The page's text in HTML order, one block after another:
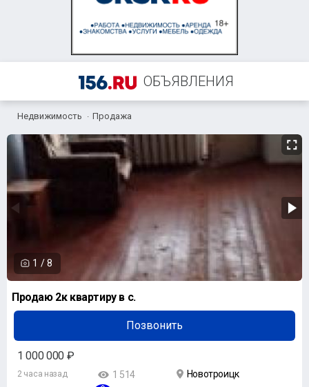
ОБЪЯВЛЕНИЯ
Недвижимость Продажа
1 / 8
Продаю 2к квартиру в с.
Позвонить
1 000 000 ₽
2 часа назад 1 514
Новотроицк